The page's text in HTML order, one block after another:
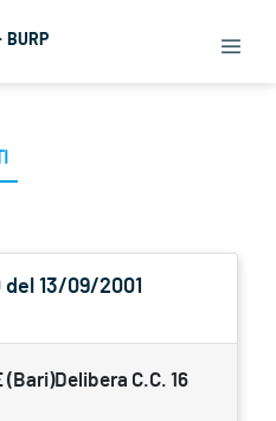
BURP
13/09/2001
(Bari)Delibera C.C. 16